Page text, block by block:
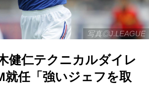
写真◎J.LEAGUE
健仁テクニカルダイレ
就任「強いジェフを取